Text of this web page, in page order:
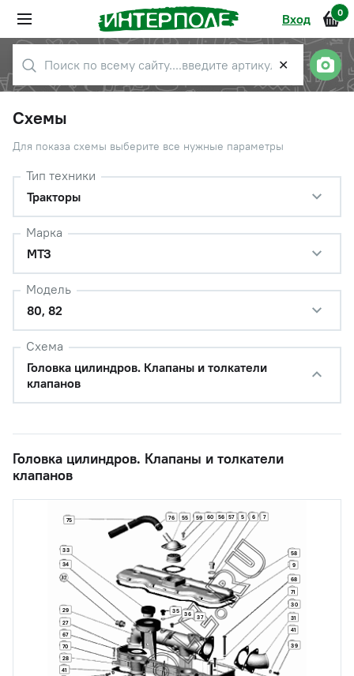
Вход 0
✕
Схемы
Для показа схемы выберите все нужные параметры
Тип техники
Тракторы
Марка
МТЗ
Модель
80, 82
Схема
Головка цилиндров. Клапаны и толкатели
клапанов
Головка цилиндров. Клапаны и толкатели
клапанов
5 6 7
9
27
28
29
30
31
33
34
35 36 37
39
41
41
55 56 57
58
59 60
67
68
70
71
75 76